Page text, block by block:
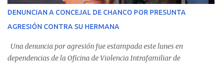
corresponde a un funcionario de la Municipalidad de Chanco,
detectaron incumplimientos a la normativa vigente. El informe
precisa que la mayor cantidad de dinero apostado se registró en
Talca, donde...
DENUNCIAN A CONCEJAL DE CHANCO POR PRESUNTA
AGRESIÓN CONTRA SU HERMANA
Una denuncia por agresión fue estampada este lunes en
dependencias de la Oficina de Violencia Intrafamiliar de